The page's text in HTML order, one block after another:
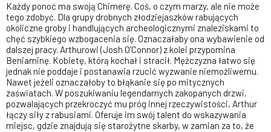
Każdy ponoć ma swoją Chimerę. Coś, o czym marzy, ale nie może
tego zdobyć. Dla grupy drobnych złodziejaszków rabujących
okoliczne groby i handlujących archeologicznymi znaleziskami to
chęć szybkiego wzbogacenia się. Oznaczałaby ona wybawienie od
dalszej pracy. Arthurowi (Josh O’Connor) z kolei przypomina
Beniaminę. Kobietę, którą kochał i stracił. Mężczyzna łatwo się
jednak nie poddaje i postanawia rzucić wyzwanie niemożliwemu.
Nawet jeżeli oznaczałoby to błąkanie się po mitycznych
zaświatach. W poszukiwaniu legendarnych zakopanych drzwi,
pozwalających przekroczyć mu próg innej rzeczywistości, Arthur
łączy siły z rabusiami. Oferuje im swój talent do wskazywania
miejsc, gdzie znajdują się starożytne skarby, w zamian za to, że